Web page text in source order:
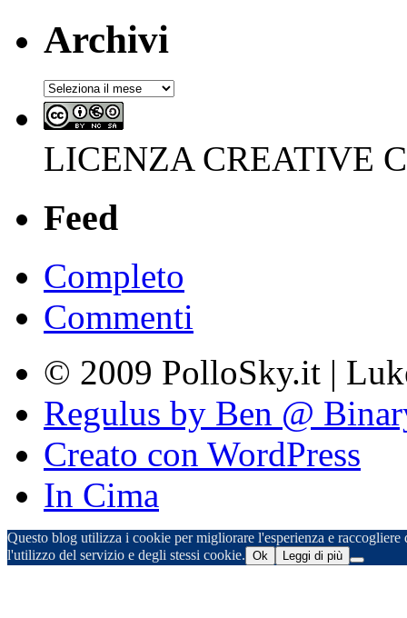
Archivi
Archivi
LICENZA CREATIVE
Feed
Completo
Commenti
© 2009 PolloSky.it |
Regulus by Ben @
Creato con WordPress
In Cima
Questo blog utilizza i cookie per migliorare l'esperienza e
l'utilizzo del servizio e degli stessi cookie. Ok Leggi di più